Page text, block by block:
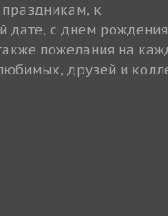
к
дате, с днем
пожелания на
друзей и